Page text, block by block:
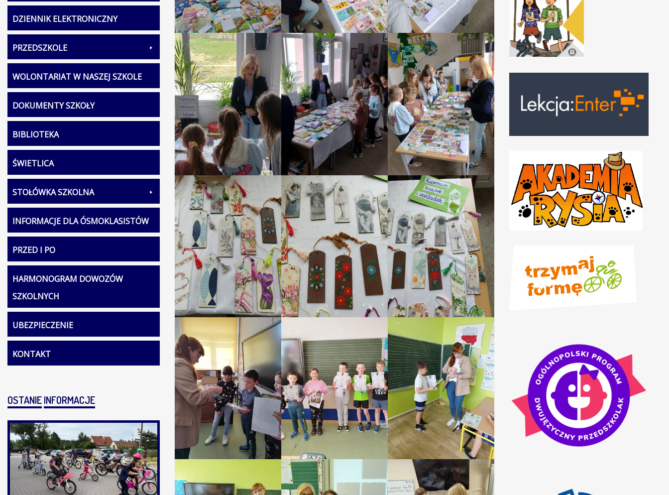
DZIENNIK ELEKTRONICZNY
PRZEDSZKOLE
WOLONTARIAT W NASZEJ SZKOLE
DOKUMENTY SZKOŁY
BIBLIOTEKA
ŚWIETLICA
STOŁÓWKA SZKOLNA
INFORMACJE DLA ÓSMOKLASISTÓW
PRZED I PO
HARMONOGRAM DOWOZÓW
SZKOLNYCH
UBEZPIECZENIE
KONTAKT
OSTANIEINFORMACJE